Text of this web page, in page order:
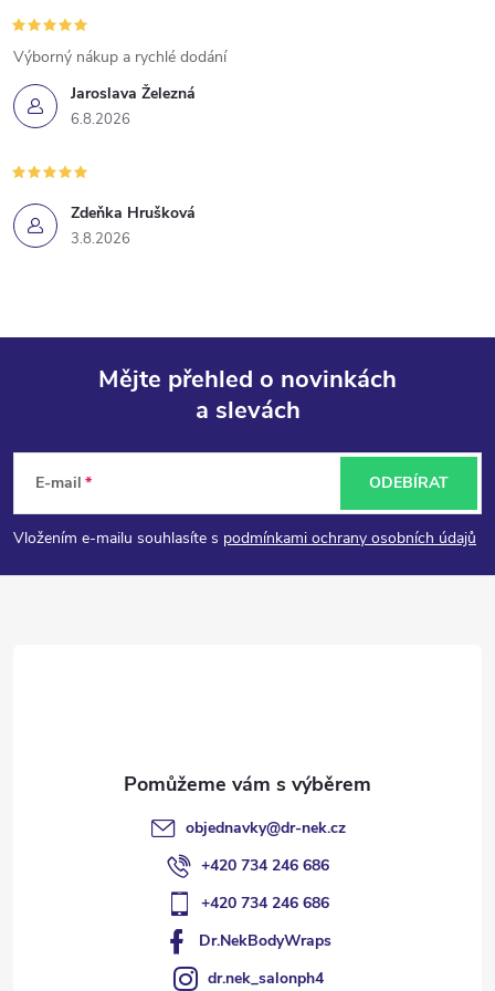
Jaroslava Železná
6.8.2026
Výborný nákup a rychlé dodání
Zdeňka Hrušková
3.8.2026
p
Mějte přehled o novinkách
a slevách
E-mail
Vložením e-mailu souhlasíte s podmínkami ochrany osobních údajů
ODEBÍRAT
objednavky@dr-nek.cz
+420 734 246 686
+420 734 246 686
Dr.NekBodyWraps
dr.nek_salonph4